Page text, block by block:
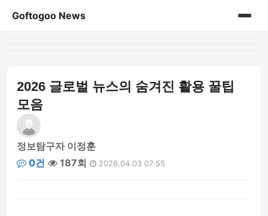
Goftogoo News
2026 글로벌 뉴스의 숨겨진 활용 꿀팁
모음
정보탐구자 이정훈
0건
187회 2026.04.03 07:55